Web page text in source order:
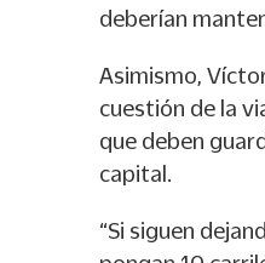
deberían
Asimismo,
cuestión de la
que deben
capital.
“Si siguen